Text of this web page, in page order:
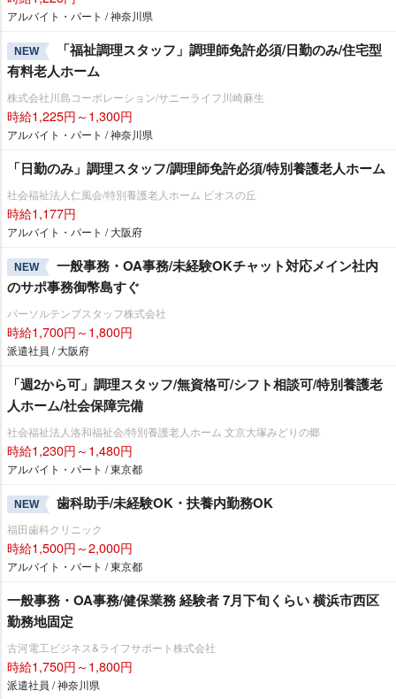
アルバイト・パート / 神奈川県
NEW
「福祉調理スタッフ」調理師免許必須/日勤のみ/住宅型
有料老人ホーム
株式会社川島コーポレーション/サニーライフ川崎麻生
時給1,225円～1,300円
アルバイト・パート / 神奈川県
「日勤のみ」調理スタッフ/調理師免許必須/特別養護老人ホーム
社会福祉法人仁風会/特別養護老人ホーム ビオスの丘
時給1,177円
アルバイト・パート / 大阪府
NEW
一般事務・OA事務/未経験OKチャット対応メイン社内
のサポ事務御幣島すぐ
パーソルテンプスタッフ株式会社
時給1,700円～1,800円
派遣社員 / 大阪府
「週2から可」調理スタッフ/無資格可/シフト相談可/特別養護老
人ホーム/社会保障完備
社会福祉法人洛和福祉会/特別養護老人ホーム 文京大塚みどりの郷
時給1,230円～1,480円
アルバイト・パート / 東京都
NEW 歯科助手/未経験OK・扶養内勤務OK
福田歯科クリニック
時給1,500円～2,000円
アルバイト・パート / 東京都
一般事務・OA事務/健保業務 経験者 7月下旬くらい 横浜市西区
勤務地固定
古河電工ビジネス&ライフサポート株式会社
時給1,750円～1,800円
派遣社員 / 神奈川県